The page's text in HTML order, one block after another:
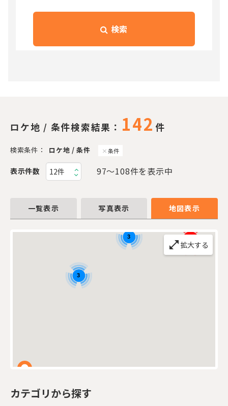
検索
ロケ地 / 条件検索結果： 142 件
検索条件： ロケ地 / 条件 条件
表示件数 97〜108件を表示中
一覧表示 写真表示 地図表示
open_in_full 拡大する
3
3
カテゴリから探す